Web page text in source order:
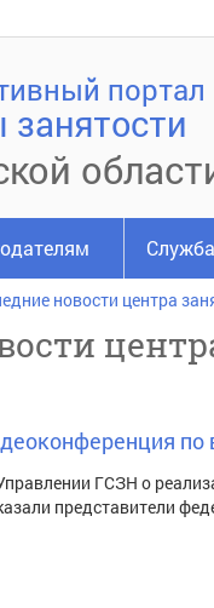
портал
новости центра
по
ГСЗН о
представители